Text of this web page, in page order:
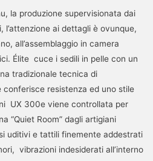
la produzione supervisionata dai
l’attenzione ai dettagli è ovunque,
all’assemblaggio in camera
Élite cuce i sedili in pelle con un
tradizionale tecnica di
resistenza ed uno stile
UX 300e viene controllata per
“Quiet Room” dagli artigiani
uditivi e tattili finemente addestrati
vibrazioni indesiderati all’interno